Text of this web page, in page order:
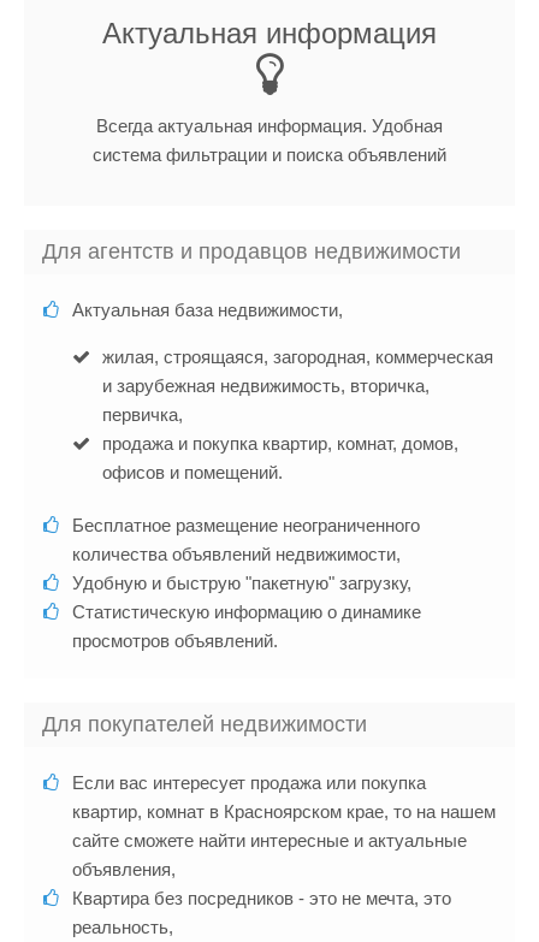
Актуальная информация
Всегда актуальная информация. Удобная
система фильтрации и поиска объявлений
Для агентств и продавцов недвижимости
Актуальная база недвижимости,
жилая, строящаяся, загородная, коммерческая
и зарубежная недвижимость, вторичка,
первичка,
продажа и покупка квартир, комнат, домов,
офисов и помещений.
Бесплатное размещение неограниченного
количества объявлений недвижимости,
Удобную и быструю "пакетную" загрузку,
Статистическую информацию о динамике
просмотров объявлений.
Для покупателей недвижимости
Если вас интересует продажа или покупка
квартир, комнат в Красноярском крае, то на нашем
сайте сможете найти интересные и актуальные
объявления,
Квартира без посредников - это не мечта, это
реальность,